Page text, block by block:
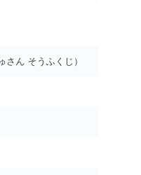
さん そうふくじ）